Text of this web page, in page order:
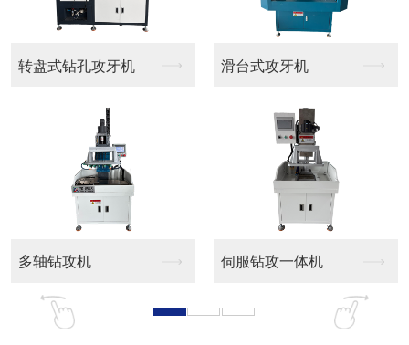
转盘式钻孔攻牙机 滑台式攻牙机
多轴钻攻机 伺服钻攻一体机